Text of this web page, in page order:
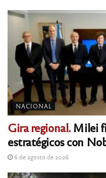
NACIONAL
Gira regional.Milei
estratégicos con
6 de agosto de 2026